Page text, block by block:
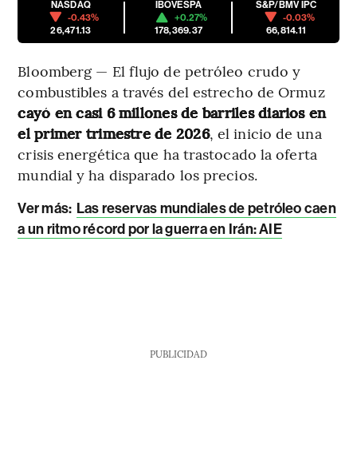
NASDAQ
-0.43%
26,471.13
IBOVESPA
+0.27%
178,369.37
S&P/BMV IPC
-0.03%
66,814.11
Bloomberg — El flujo de petróleo crudo y
combustibles a través del estrecho de Ormuz
cayó en casi 6 millones de barriles diarios en
el primer trimestre de 2026, el inicio de una
crisis energética que ha trastocado la oferta
mundial y ha disparado los precios.
Ver más: Las reservas mundiales de petróleo caen
a un ritmo récord por la guerra en Irán: AIE
PUBLICIDAD